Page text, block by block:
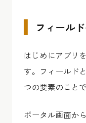
フィール
はじめにアプリ
す。フィールド
つの要素のことで
ポータル画面か